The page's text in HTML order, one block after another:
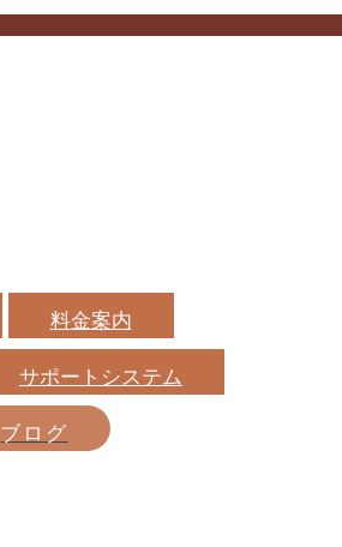
料金案内
サポートシステム
ブログ